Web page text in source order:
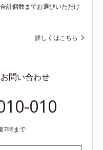
計個数までお選びいただけ
詳しくはこちら
問い合わせ
010
7時まで